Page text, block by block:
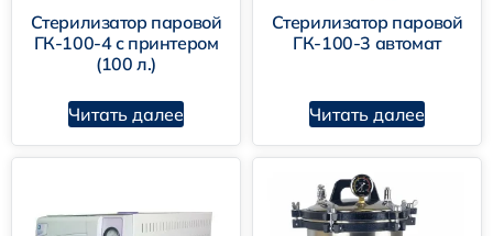
Стерилизатор паровой
ГК-100-4 с принтером
(100 л.)
Читать далее
Стерилизатор паровой
ГК-100-3 автомат
Читать далее